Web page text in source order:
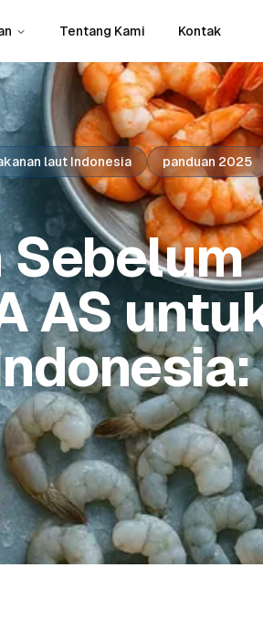
Tentang Kami Kontak
laut Indonesia panduan 2025
AS